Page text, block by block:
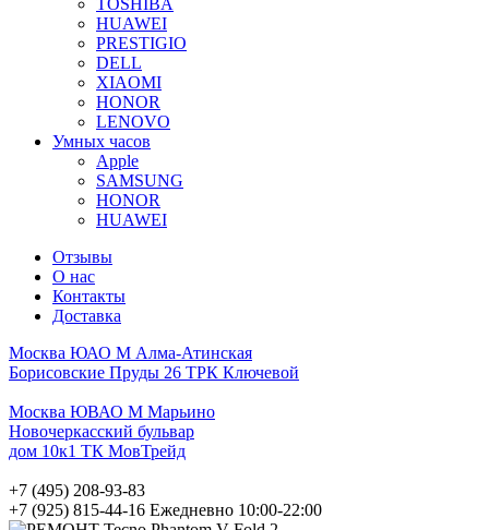
TOSHIBA
HUAWEI
PRESTIGIO
DELL
XIAOMI
HONOR
LENOVO
Умных часов
Apple
SAMSUNG
HONOR
HUAWEI
Отзывы
О нас
Контакты
Доставка
Москва ЮАО М Алма-Атинская
Борисовские Пруды 26 ТРК Ключевой
Москва ЮВАО М Марьино
Новочеркасский бульвар
дом 10к1 ТК МовТрейд
+7 (495) 208-93-83
+7 (925) 815-44-16 Ежедневно 10:00-22:00